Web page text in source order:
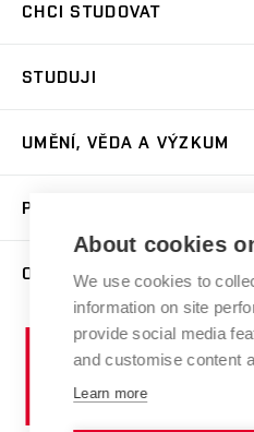
CHCI STUDOVAT
Přijímačky
Dny otevřených dveří
Přípravné kurzy
Studium bez bariér
Katedra teorií a dějin umění
Kabinety a dílny
Kontakt
E-přihláška
STUDUJI
Časový plán studia
Studijní předpisy a formuláře
Studium a stáže v zahraničí
Rezidenční pobyty
Odborná praxe
Stipendia
UMĚNÍ, VĚDA A VÝZKUM
Publikační činnost
Projekty
Výstavy
PRO VEŘEJNOST
Letní školy a semestrální kurzy
Nakladatelská a vydavatelská
Research Catalogue
O FAKULTĚ
Aktuality
Informační tabule
Organizační struktura
About cookies
We use cookies to
information on site
provide social media
and customise content
Learn more